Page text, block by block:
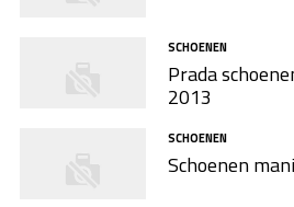
SCHOENEN
Prada
2013
SCHOENEN
Schoenen